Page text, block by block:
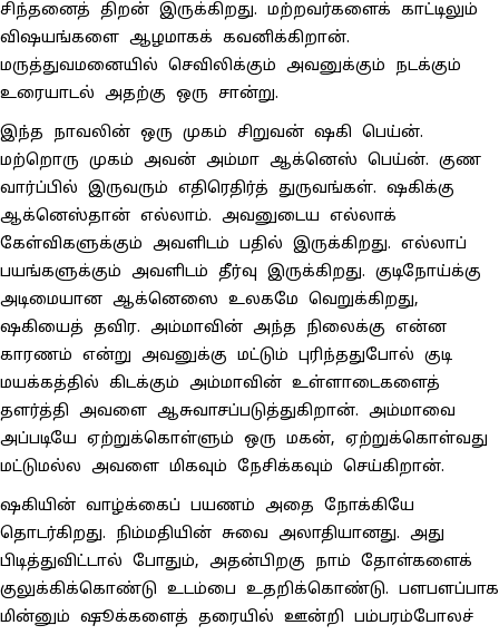
சிந்தனைத் திறன் இருக்கிறது. மற்றவர்களைக் காட்டிலும்
விஷயங்களை ஆழமாகக் கவனிக்கிறான்.
மருத்துவமனையில் செவிலிக்கும் அவனுக்கும் நடக்கும்
உரையாடல் அதற்கு ஒரு சான்று.
இந்த நாவலின் ஒரு முகம் சிறுவன் ஷகி பெய்ன்.
மற்றொரு முகம் அவன் அம்மா ஆக்னெஸ் பெய்ன். குண
வார்ப்பில் இருவரும் எதிரெதிர்த் துருவங்கள். ஷகிக்கு
ஆக்னெஸ்தான் எல்லாம். அவனுடைய எல்லாக்
கேள்விகளுக்கும் அவளிடம் பதில் இருக்கிறது. எல்லாப்
பயங்களுக்கும் அவளிடம் தீர்வு இருக்கிறது. குடிநோய்க்கு
அடிமையான ஆக்னெஸை உலகமே வெறுக்கிறது,
ஷகியைத் தவிர. அம்மாவின் அந்த நிலைக்கு என்ன
காரணம் என்று அவனுக்கு மட்டும் புரிந்ததுபோல் குடி
மயக்கத்தில் கிடக்கும் அம்மாவின் உள்ளாடைகளைத்
தளர்த்தி அவளை ஆசுவாசப்படுத்துகிறான். அம்மாவை
அப்படியே ஏற்றுக்கொள்ளும் ஒரு மகன், ஏற்றுக்கொள்வது
மட்டுமல்ல அவளை மிகவும் நேசிக்கவும் செய்கிறான்.
ஷகியின் வாழ்க்கைப் பயணம் அதை நோக்கியே
தொடர்கிறது. நிம்மதியின் சுவை அலாதியானது. அது
பிடித்துவிட்டால் போதும், அதன்பிறகு நாம் தோள்களைக்
குலுக்கிக்கொண்டு உடம்பை உதறிக்கொண்டு. பளபளப்பாக
மின்னும் ஷூக்களைத் தரையில் ஊன்றி பம்பரம்போலச்